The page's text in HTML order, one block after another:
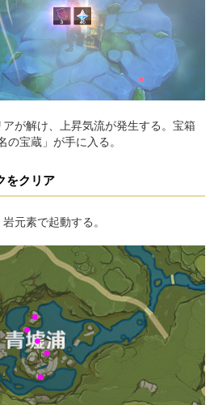
が解け、上昇気流が発生する。宝箱
宝蔵」が手に入る。
をクリア
元素で起動する。